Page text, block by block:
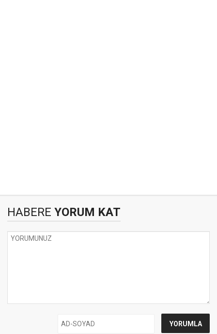
HABERE YORUM KAT